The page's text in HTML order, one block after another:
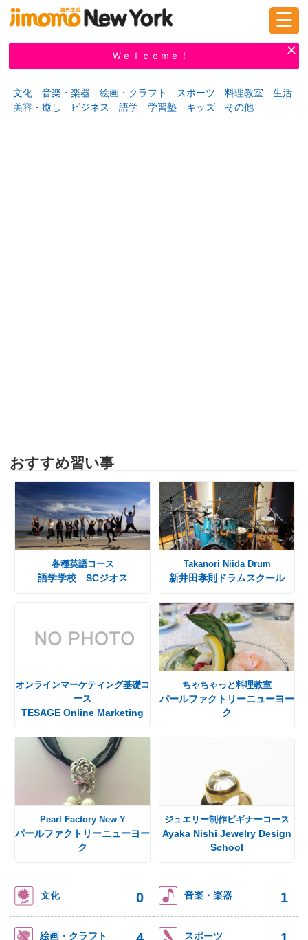
掲示板 タウン情報 教えて！
☰
Ｗｅｌｃｏｍｅ！
文化 音楽・楽器 絵画・クラフト スポーツ 料理教室
生活
美容・癒し
ビジネス 語学 学習塾 キッズ その他
おすすめ習い事
各種英語コース
語学学校 SCジオス
Takanori Niida Drum
新井田孝則ドラムスクール
オンラインマーケティング基礎コ
ース
TESAGE Online Marketing
ちゃちゃっと料理教室
パールファクトリーニューヨー
ク
Pearl Factory New Y
パールファクトリーニューヨー
ク
ジュエリー制作ビギナーコース
Ayaka Nishi Jewelry Design
School
文化 0 音楽・楽器 1
絵画・クラフト スポーツ